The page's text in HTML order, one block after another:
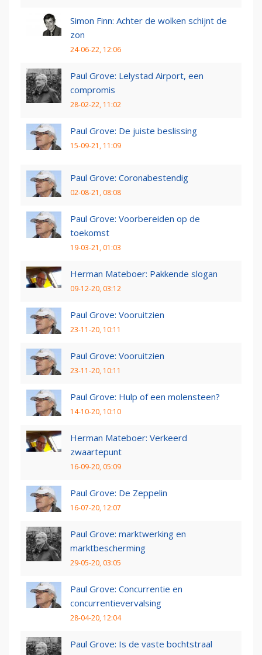
Simon Finn: Achter de wolken schijnt de
zon
24-06-22, 12:06
Paul Grove: Lelystad Airport, een
compromis
28-02-22, 11:02
Paul Grove: De juiste beslissing
15-09-21, 11:09
Paul Grove: Coronabestendig
02-08-21, 08:08
Paul Grove: Voorbereiden op de
toekomst
19-03-21, 01:03
Herman Mateboer: Pakkende slogan
09-12-20, 03:12
Paul Grove: Vooruitzien
23-11-20, 10:11
Paul Grove: Vooruitzien
23-11-20, 10:11
Paul Grove: Hulp of een molensteen?
14-10-20, 10:10
Herman Mateboer: Verkeerd
zwaartepunt
16-09-20, 05:09
Paul Grove: De Zeppelin
16-07-20, 12:07
Paul Grove: marktwerking en
marktbescherming
29-05-20, 03:05
Paul Grove: Concurrentie en
concurrentievervalsing
28-04-20, 12:04
Paul Grove: Is de vaste bochtstraal